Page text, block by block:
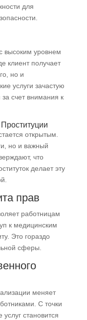
для
высоким уровнем
клиент получает
но и
услуги зачастую
счет внимания к
открытым.
но и важный
что
делает эту
прав
работницам
к медицинским
Это гораздо
сферы.
меняет
С точки
становится